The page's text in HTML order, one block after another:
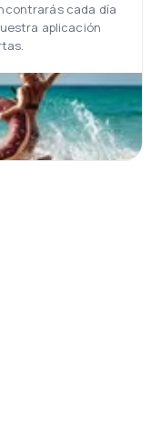
cada día
aplicación